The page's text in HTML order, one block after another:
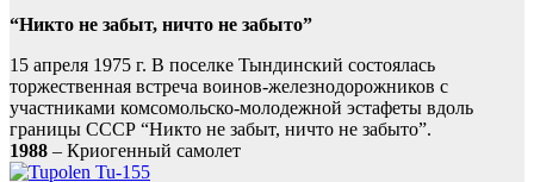
“Никто не забыт, ничто не забыто”
15 апреля 1975 г. В поселке Тындинский состоялась
торжественная встреча воинов-железнодорожников с
участниками комсомольско-молодежной эстафеты вдоль
границы СССР “Никто не забыт, ничто не забыто”.
1988 – Криогенный самолет